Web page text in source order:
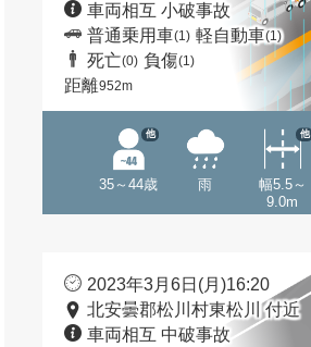
車両相互 小破事故
普通乗用車(1) 軽自動車(1)
死亡(0) 負傷(1)
距離952m
35～44歳
他
雨
幅5.5～
9.0m
他
2023年3月6日(月)16:20
北安曇郡松川村東松川 付近
車両相互 中破事故